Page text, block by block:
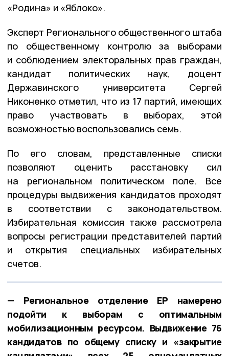
«Родина» и «Яблоко».
Эксперт Регионального общественного штаба
по общественному контролю за выборами
и соблюдением электоральных прав граждан,
кандидат политических наук, доцент
Державинского университета Сергей
Никоненко отметил, что из 17 партий, имеющих
право участвовать в выборах, этой
возможностью воспользовались семь.
По его словам, представленные списки
позволяют оценить расстановку сил
на региональном политическом поле. Все
процедуры выдвижения кандидатов проходят
в соответствии с законодательством.
Избирательная комиссия также рассмотрела
вопросы регистрации представителей партий
и открытия специальных избирательных
счетов.
— Региональное отделение ЕР намерено
подойти к выборам с оптимальным
мобилизационным ресурсом. Выдвижение 76
кандидатов по общему списку и «закрытие